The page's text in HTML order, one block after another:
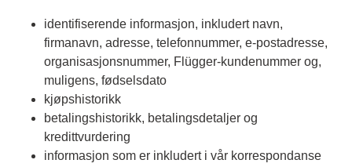
identifiserende informasjon, inkludert navn,
firmanavn, adresse, telefonnummer, e-postadresse,
organisasjonsnummer, Flügger-kundenummer og,
muligens, fødselsdato
kjøpshistorikk
betalingshistorikk, betalingsdetaljer og
kredittvurdering
informasjon som er inkludert i vår korrespondanse